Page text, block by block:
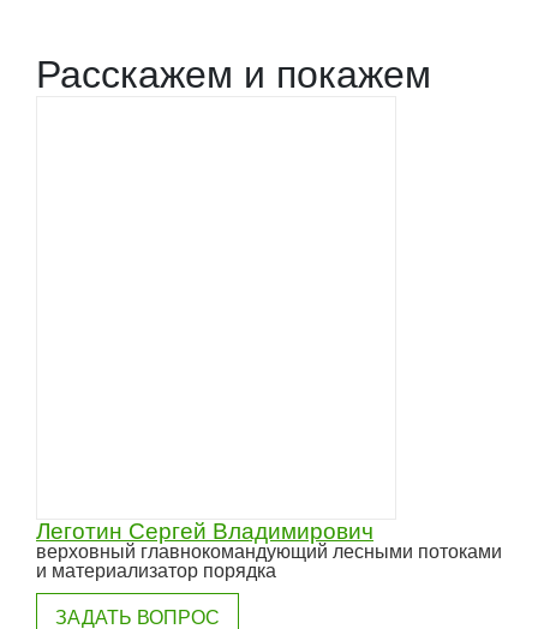
Расскажем и покажем
Леготин Сергей Владимирович
верховный главнокомандующий лесными потоками
и материализатор порядка
ЗАДАТЬ ВОПРОС